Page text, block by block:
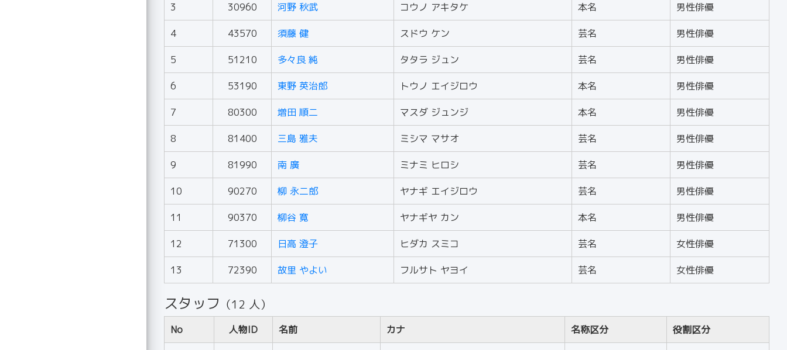
3 30960 河野 秋武 コウノ アキタケ 本名 男性俳優
4 43570 須藤 健 スドウ ケン 芸名 男性俳優
5 51210 多々良 純 タタラ ジュン 芸名 男性俳優
6 53190 東野 英治郎 トウノ エイジロウ 本名 男性俳優
7 80300 増田 順二 マスダ ジュンジ 本名 男性俳優
8 81400 三島 雅夫 ミシマ マサオ 芸名 男性俳優
9 81990 南 廣 ミナミ ヒロシ 芸名 男性俳優
10 90270 柳 永二郎 ヤナギ エイジロウ 芸名 男性俳優
11 90370 柳谷 寛 ヤナギヤ カン 本名 男性俳優
12 71300 日高 澄子 ヒダカ スミコ 芸名 女性俳優
13 72390 故里 やよい フルサト ヤヨイ 芸名 女性俳優
スタッフ （12 人）
No 人物ID 名前 カナ 名称区分 役割区分